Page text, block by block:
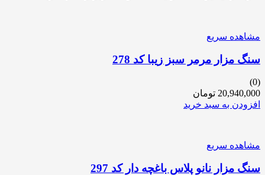
مشاهده سریع
سنگ مزار مرمر سبز زیبا کد 278
(0)
20,940,000 تومان
افزودن به سبد خرید
مشاهده سریع
سنگ مزار نانو پلاس باغچه دار کد 297